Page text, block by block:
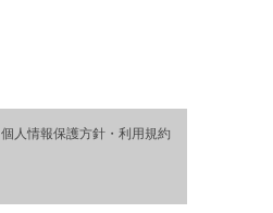
個人情報保護方針・利用規約